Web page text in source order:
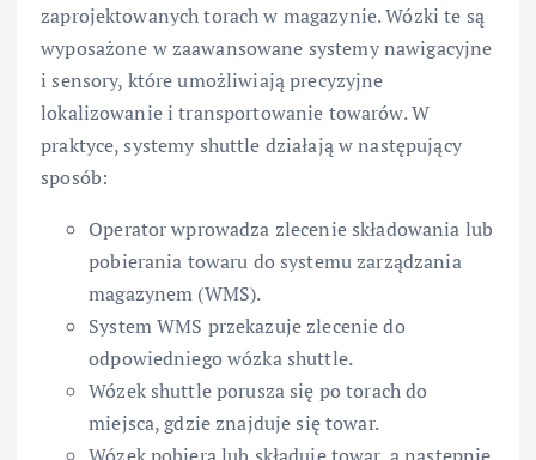
zaprojektowanych torach w magazynie. Wózki te są
wyposażone w zaawansowane systemy nawigacyjne
i sensory, które umożliwiają precyzyjne
lokalizowanie i transportowanie towarów. W
praktyce, systemy shuttle działają w następujący
sposób:
Operator wprowadza zlecenie składowania lub
pobierania towaru do systemu zarządzania
magazynem (WMS).
System WMS przekazuje zlecenie do
odpowiedniego wózka shuttle.
Wózek shuttle porusza się po torach do
miejsca, gdzie znajduje się towar.
Wózek pobiera lub składuje towar, a następnie